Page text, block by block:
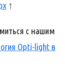
↑
с нашим
Opti-light в